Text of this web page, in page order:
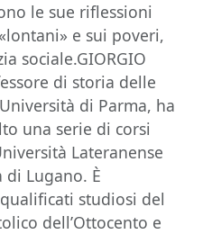
le sue riflessioni
e sui poveri,
sociale.GIORGIO
di storia delle
di Parma, ha
una serie di corsi
Lateranense
di Lugano. È
studiosi del
dell’Ottocento e